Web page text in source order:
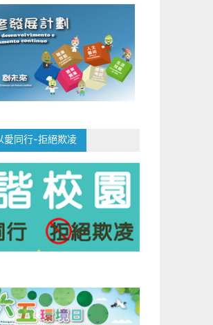
愛同行-拒絕欺凌